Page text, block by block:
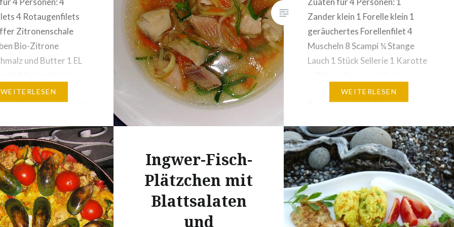
selbst eingemachte
Tomatensauce oder 1 Dose
Pelati-Tomaten oder…
4 Rotaugenfilets
Zitronenschale
Bio-Zitrone
und Butter 1 EL
Weizenmehl
Filets waschen, mit
Pinzette entfernen
Butterschmalz
salzen, pfeffern
Zitronenschale
Beidseitig in
wenden und gut…
WEITERLESEN
Zander klein 1 Forelle klein 1
geräuchertes Forellenfilet 4
Muscheln 8 Scampi ¼ Stange
Lauch 1 Stück Sellerie 1 Karotte
Fenchelknolle Salz, Pfeffer,
Suppengewürz Sojasauce
Petersilie zum Garnieren
Zubereitung: Fische filetieren
Karkassen mit den Abschnitten
vom Wurzelgemüse und dem
Suppengewürz in einem Topf
mit…
WEITERLESEN
Ingwer-Fisch-
Plätzchen mit
Blattsalaten
und